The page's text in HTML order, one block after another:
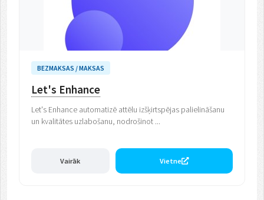
BEZMAKSAS / MAKSAS
Let's Enhance
Let's Enhance automatizē attēlu izšķirtspējas palielināšanu
un kvalitātes uzlabošanu, nodrošinot ...
Vairāk Vietne